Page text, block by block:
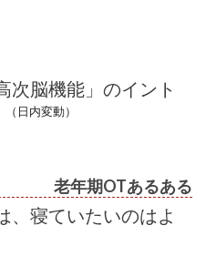
次脳機能」のイント
（日内変動）
老年期OTあるある
、寝ていたいのはよ